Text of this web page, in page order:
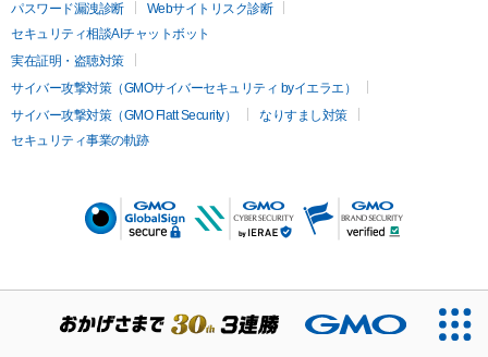
パスワード漏洩診断
Webサイトリスク診断
セキュリティ相談AIチャットボット
実在証明・盗聴対策
サイバー攻撃対策（GMOサイバーセキュリティ byイエラエ）
サイバー攻撃対策（GMO Flatt Security）
なりすまし対策
セキュリティ事業の軌跡